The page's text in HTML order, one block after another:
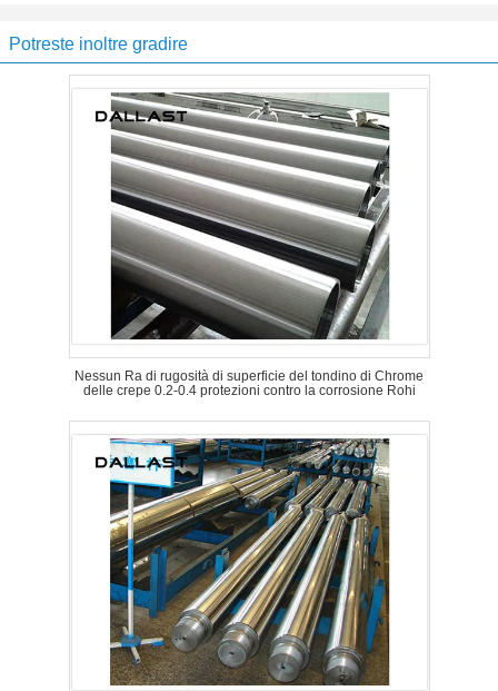
Potreste inoltre gradire
Nessun Ra di rugosità di superficie del tondino di Chrome
delle crepe 0.2-0.4 protezioni contro la corrosione Rohi